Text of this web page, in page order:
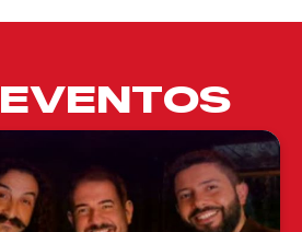
EVENTOS